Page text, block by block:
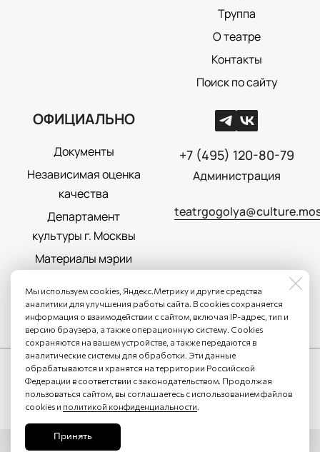
Труппа
О театре
Контакты
Поиск по сайту
ОФИЦИАЛЬНО
Документы
Независимая оценка
качества
Департамент
культуры г. Москвы
Материалы мэрии
Политика
конфиденциальности
+7 (495) 120-80-79
Администрация
Мы используем cookies, Яндекс.Метрику и другие средства
аналитики для улучшения работы сайта. В cookies сохраняется
информация о взаимодействии с сайтом, включая IP-адрес, тип и
версию браузера, а также операционную систему. Cookies
сохраняются на вашем устройстве, а также передаются в
аналитические системы для обработки. Эти данные
обрабатываются и хранятся на территории Российской
Федерации в соответствии с законодательством. Продолжая
пользоваться сайтом, вы соглашаетесь с использованием файлов
cookies и политикой конфиденциальности
Принять